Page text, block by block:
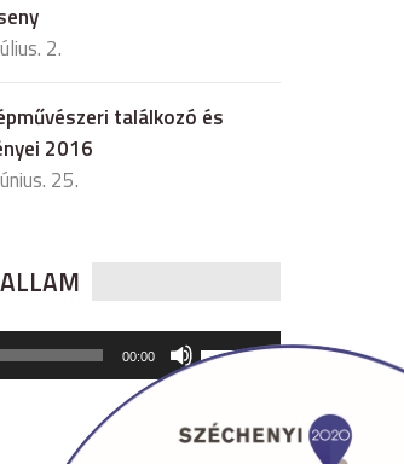
2.
találkozó és
2016
25.
00:00
hangerő
csökkentéséhez